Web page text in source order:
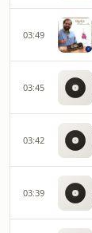
03:49
03:45
03:42
03:39